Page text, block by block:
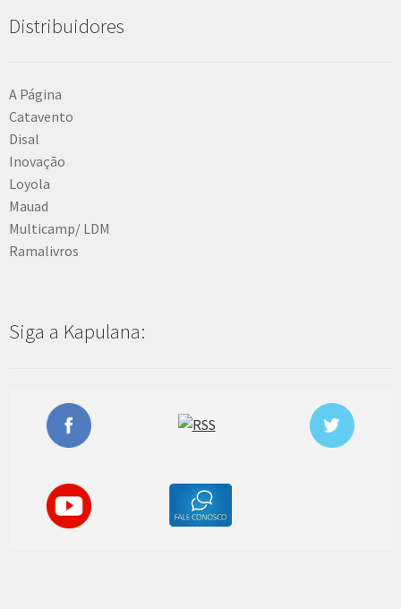
Distribuidores
A Página
Catavento
Disal
Inovação
Loyola
Mauad
Multicamp/ LDM
Ramalivros
Siga a Kapulana: